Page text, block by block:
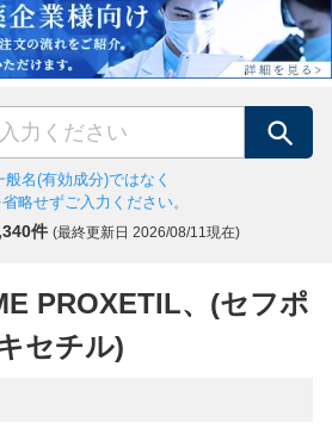
検索
般名(有効成分)ではなく
略せずご入力ください。
件 (最終更新日 2026/08/11現在)
PROXETIL、(セフポ
セチル)